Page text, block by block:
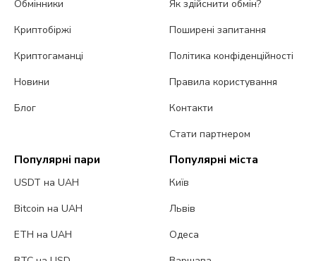
Обмінники
Криптобіржі
Криптогаманці
Новини
Блог
Як здійснити обмін?
Поширені запитання
Політика конфіденційності
Правила користування
Контакти
Стати партнером
Популярні пари
USDT на UAH
Bitcoin на UAH
ETH на UAH
Популярні міста
Київ
Львів
Одеса